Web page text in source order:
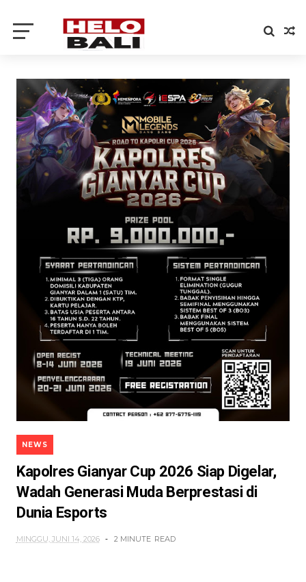
NEWS
Kapolres Gianyar Cup 2026 Siap Digelar,
Wadah Generasi Muda Berprestasi di
Dunia Esports
MINGGU, JUNI 14, 2026 2 MINUTE READ